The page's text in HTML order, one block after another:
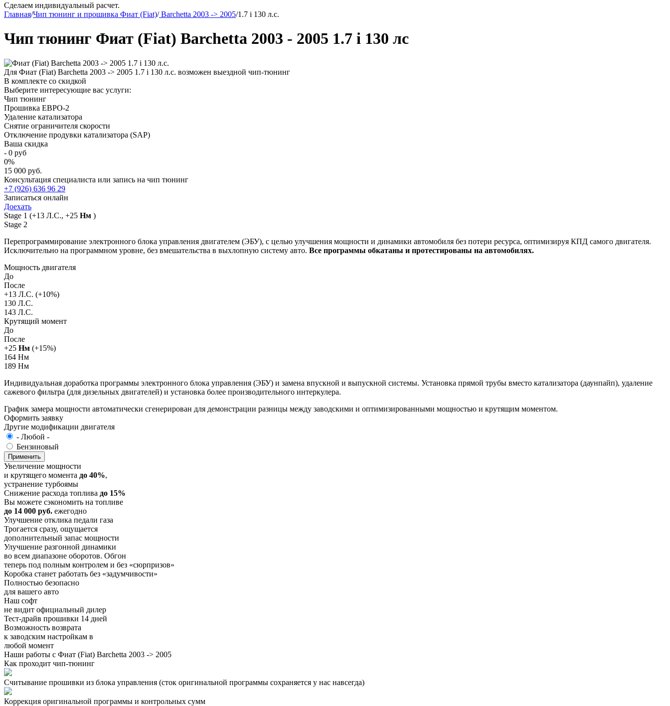
Сделаем индивидуальный расчет.
Главная/Чип тюнинг и прошивка Фиат (Fiat)/Barchetta 2003 -> 2005/1.7 i 130 л.с.
Чип тюнинг Фиат (Fiat) Barchetta 2003 - 2005 1.7 i 130 лс
Для Фиат (Fiat) Barchetta 2003 -> 2005 1.7 i 130 л.с. возможен выездной чип-тюнинг
В комплекте со скидкой
Выберите интересующие вас услуги:
Чип тюнинг
Прошивка ЕВРО-2
Удаление катализатора
Снятие ограничителя скорости
Отключение продувки катализатора (SAP)
Ваша скидка
- 0 руб
0%
15 000 руб.
Консультация специалиста или запись на чип тюнинг
+7 (926) 636 96 29
Записаться онлайн
Доехать
Stage 1 (+13 Л.С., +25 Нм )
Stage 2
Перепрограммирование электронного блока управления двигателем (ЭБУ), с целью улучшения мощности и динамики автомобиля без потери ресурса, оптимизируя КПД самого двигателя.
Исключительно на программном уровне, без вмешательства в выхлопную систему авто. Все программы обкатаны и протестированы на автомобилях.
Мощность двигателя
До
После
+13 Л.С. (+10%)
130 Л.С.
143 Л.С.
Крутящий момент
До
После
+25 Нм (+15%)
164 Нм
189 Нм
Индивидуальная доработка программы электронного блока управления (ЭБУ) и замена впускной и выпускной системы. Установка прямой трубы вместо катализатора (даунпайп), удаление
сажевого фильтра (для дизельных двигателей) и установка более производительного интеркулера.
График замера мощности автоматически сгенерирован для демонстрации разницы между заводскими и оптимизированными мощностью и крутящим моментом.
Оформить заявку
Другие модификации двигателя
- Любой -
Бензиновый
Увеличение мощности
и крутящего момента до 40%,
устранение турбоямы
Снижение расхода топлива до 15%
Вы можете сэкономить на топливе
до 14 000 руб. ежегодно
Улучшение отклика педали газа
Трогается сразу, ощущается
дополнительный запас мощности
Улучшение разгонной динамики
во всем диапазоне оборотов. Обгон
теперь под полным контролем и без «сюрпризов»
Коробка станет работать без «задумчивости»
Полностью безопасно
для вашего авто
Наш софт
не видит официальный дилер
Тест-драйв прошивки 14 дней
Возможность возврата
к заводским настройкам в
любой момент
Наши работы с Фиат (Fiat) Barchetta 2003 -> 2005
Как проходит чип-тюнинг
Считывание прошивки из блока управления (сток оригинальной программы сохраняется у нас навсегда)
Коррекция оригинальной программы и контрольных сумм